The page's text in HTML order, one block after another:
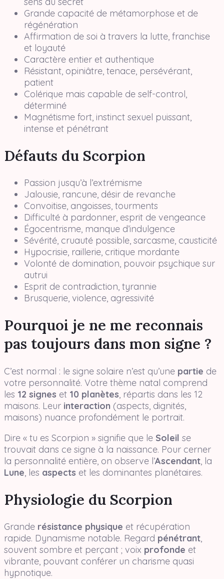
Grande capacité de métamorphose et de
régénération
Affirmation de soi à travers la lutte, franchise
et loyauté
Caractère entier et authentique
Résistant, opiniâtre, tenace, persévérant,
patient
Colérique mais capable de self-control,
déterminé
Magnétisme fort, instinct sexuel puissant,
intense et pénétrant
Défauts du Scorpion
Passion jusqu’à l’extrémisme
Jalousie, rancune, désir de revanche
Convoitise, angoisses, tourments
Difficulté à pardonner, esprit de vengeance
Égocentrisme, manque d’indulgence
Sévérité, cruauté possible, sarcasme, causticité
Hypocrisie, raillerie, critique mordante
Volonté de domination, pouvoir psychique sur
autrui
Esprit de contradiction, tyrannie
Brusquerie, violence, agressivité
Pourquoi je ne me reconnais
pas toujours dans mon signe ?
C’est normal : le signe solaire n’est qu’une partie de
votre personnalité. Votre thème natal comprend
les 12 signes et 10 planètes , répartis dans les 12
maisons. Leur interaction (aspects, dignités,
maisons) nuance profondément le portrait.
Dire « tu es Scorpion » signifie que le Soleil se
trouvait dans ce signe à la naissance. Pour cerner
la personnalité entière, on observe l’Ascendant , la
Lune , les aspects et les dominantes planétaires.
Physiologie du Scorpion
Grande résistance physique et récupération
rapide. Dynamisme notable. Regard pénétrant,
souvent sombre et perçant ; voix profonde et
vibrante, pouvant conférer un charisme quasi
hypnotique.